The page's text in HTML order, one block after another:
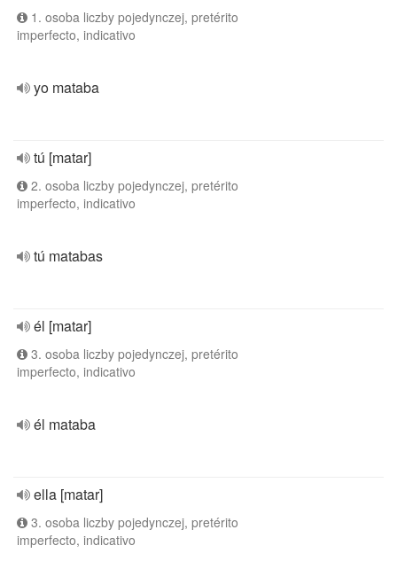
1. osoba liczby pojedynczej, pretérito
imperfecto, indicativo
yo mataba
tú [matar]
2. osoba liczby pojedynczej, pretérito
imperfecto, indicativo
tú matabas
él [matar]
3. osoba liczby pojedynczej, pretérito
imperfecto, indicativo
él mataba
ella [matar]
3. osoba liczby pojedynczej, pretérito
imperfecto, indicativo